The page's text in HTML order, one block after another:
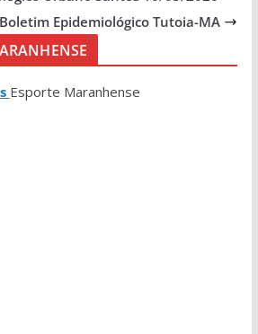
Boletim Epidemiológico Tutoia-MA
Esporte Maranhense